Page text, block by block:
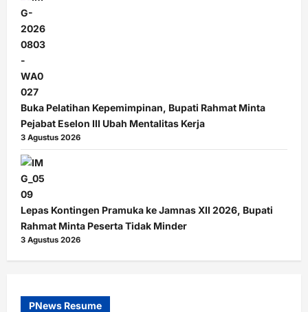
Buka Pelatihan Kepemimpinan, Bupati Rahmat Minta
Pejabat Eselon III Ubah Mentalitas Kerja
3 Agustus 2026
Lepas Kontingen Pramuka ke Jamnas XII 2026, Bupati
Rahmat Minta Peserta Tidak Minder
3 Agustus 2026
PNews Resume